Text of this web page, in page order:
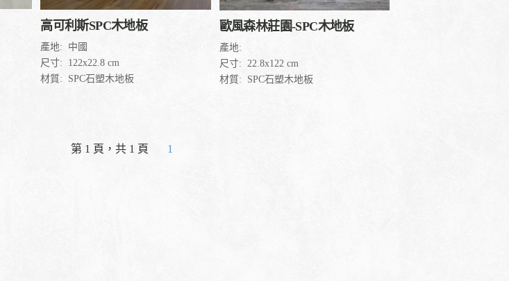
高可利斯SPC木地板
產地:
中國
尺寸:
122x22.8 cm
材質:
SPC石塑木地板
歐風森林莊園-SPC木地板
產地:
尺寸:
22.8x122 cm
材質:
SPC石塑木地板
第 1 頁，共 1 頁 1